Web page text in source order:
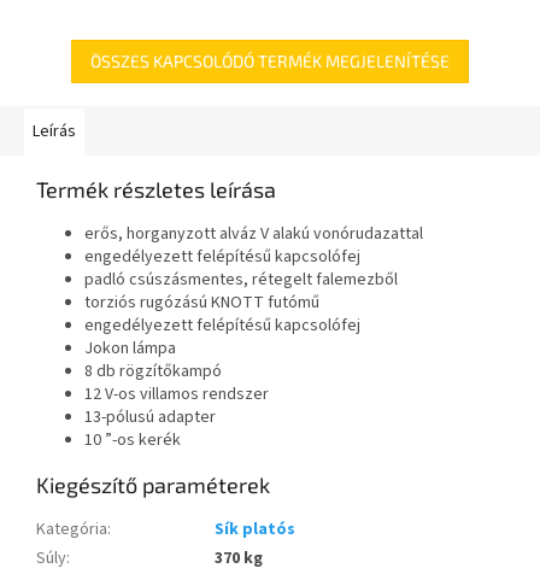
ÖSSZES KAPCSOLÓDÓ TERMÉK MEGJELENÍTÉSE
Leírás
Termék részletes leírása
erős, horganyzott alváz V alakú vonórudazattal
engedélyezett felépítésű kapcsolófej
padló csúszásmentes, rétegelt falemezből
torziós rugózású KNOTT futómű
engedélyezett felépítésű kapcsolófej
Jokon lámpa
8 db rögzítőkampó
12 V-os villamos rendszer
13-pólusú adapter
10 ”-os kerék
Kiegészítő paraméterek
Kategória:
Sík platós
Súly:
370 kg